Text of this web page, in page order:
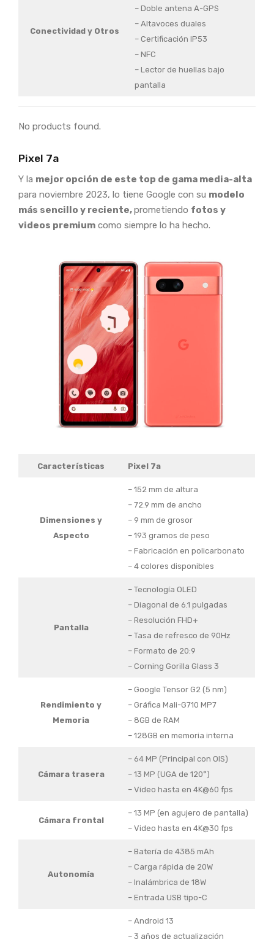
Conectividad y Otros
– Doble antena A-GPS
– Altavoces duales
– Certificación IP53
– NFC
– Lector de huellas bajo
pantalla
No products found.
Pixel 7a
Y la mejor opción de este top de gama media-alta
para noviembre 2023, lo tiene Google con su modelo
más sencillo y reciente,prometiendo fotos y
videos premium como siempre lo ha hecho.
Características Pixel 7a
Dimensiones y
Aspecto
– 152 mm de altura
– 72.9 mm de ancho
– 9 mm de grosor
– 193 gramos de peso
– Fabricación en policarbonato
– 4 colores disponibles
Pantalla
– Tecnología OLED
– Diagonal de 6.1 pulgadas
– Resolución FHD+
– Tasa de refresco de 90Hz
– Formato de 20:9
– Corning Gorilla Glass 3
Rendimiento y
Memoria
– Google Tensor G2 (5 nm)
– Gráfica Mali-G710 MP7
– 8GB de RAM
– 128GB en memoria interna
Cámara trasera
– 64 MP (Principal con OIS)
– 13 MP (UGA de 120°)
– Video hasta en 4K@60 fps
Cámara frontal
– 13 MP (en agujero de pantalla)
– Video hasta en 4K@30 fps
Autonomía
– Batería de 4385 mAh
– Carga rápida de 20W
– Inalámbrica de 18W
– Entrada USB tipo-C
– Android 13
– 3 años de actualización